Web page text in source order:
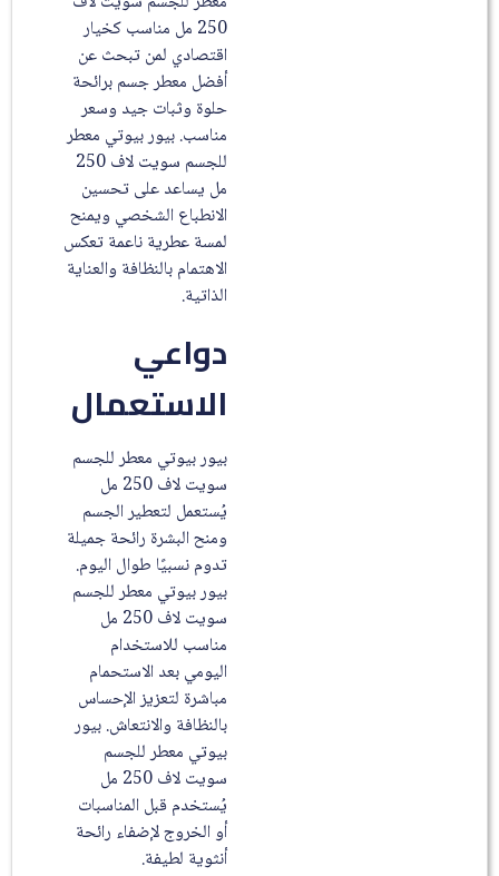
250 مل مناسب كخيار
اقتصادي لمن تبحث عن
أفضل معطر جسم برائحة
حلوة وثبات جيد وسعر
مناسب. بيور بيوتي معطر
للجسم سويت لاف 250
مل يساعد على تحسين
الانطباع الشخصي ويمنح
لمسة عطرية ناعمة تعكس
الاهتمام بالنظافة والعناية
الذاتية.
دواعي
الاستعمال
بيور بيوتي معطر للجسم
سويت لاف 250 مل
يُستعمل لتعطير الجسم
ومنح البشرة رائحة جميلة
تدوم نسبيًا طوال اليوم.
بيور بيوتي معطر للجسم
سويت لاف 250 مل
مناسب للاستخدام
اليومي بعد الاستحمام
مباشرة لتعزيز الإحساس
بالنظافة والانتعاش. بيور
بيوتي معطر للجسم
سويت لاف 250 مل
يُستخدم قبل المناسبات
أو الخروج لإضفاء رائحة
أنثوية لطيفة.